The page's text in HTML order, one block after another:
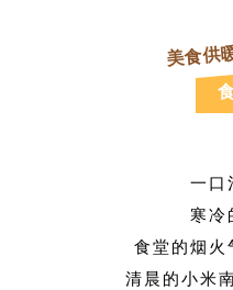
美食供
一口
寒冷
食堂的烟火
清晨的小米